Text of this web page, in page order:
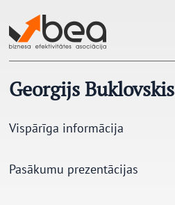
saturu
Georgijs Buklovskis
Vispārīga informācija
Pasākumu prezentācijas